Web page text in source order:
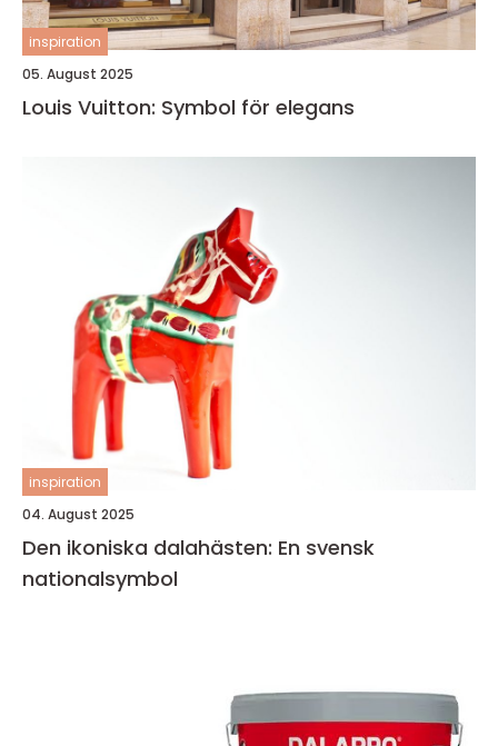
inspiration
05. August 2025
Louis Vuitton: Symbol för elegans
inspiration
04. August 2025
Den ikoniska dalahästen: En svensk
nationalsymbol